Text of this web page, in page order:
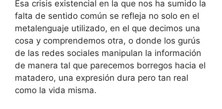
Esa crisis existencial en la que nos ha sumido la
falta de sentido común se refleja no solo en el
metalenguaje utilizado, en el que decimos una
cosa y comprendemos otra, o donde los gurús
de las redes sociales manipulan la información
de manera tal que parecemos borregos hacia el
matadero, una expresión dura pero tan real
como la vida misma.